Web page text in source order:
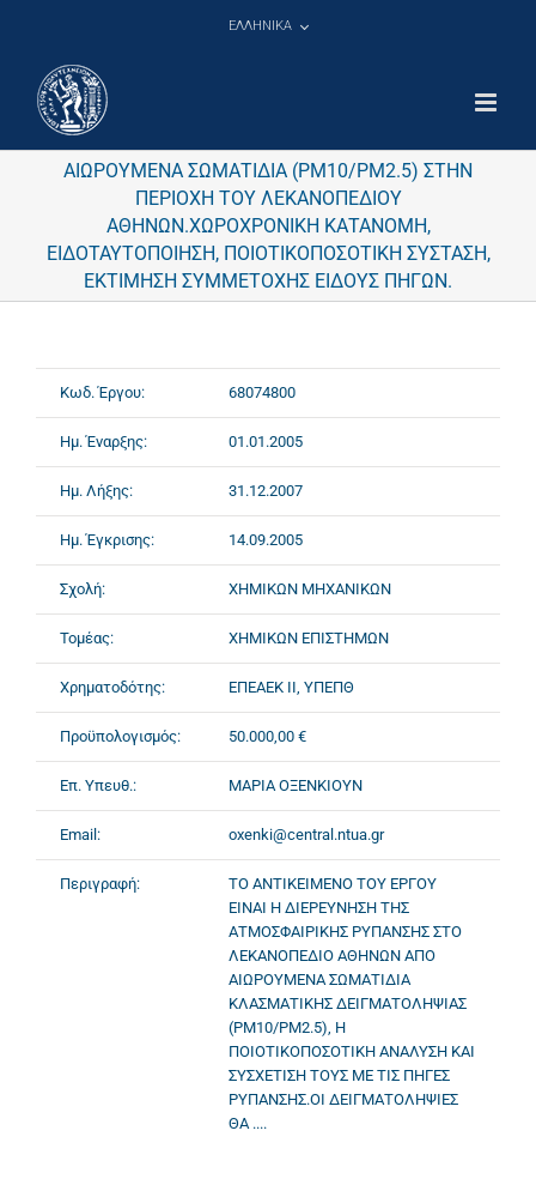
ΕΛΛΗΝΙΚΑ
ΑΙΩΡΟΥΜΕΝΑ ΣΩΜΑΤΙΔΙΑ (PM10/PM2.5) ΣΤΗΝ
ΠΕΡΙΟΧΗ ΤΟΥ ΛΕΚΑΝΟΠΕΔΙΟΥ
ΑΘΗΝΩΝ.ΧΩΡΟΧΡΟΝΙΚΗ ΚΑΤΑΝΟΜΗ,
ΕΙΔΟΤΑΥΤΟΠΟΙΗΣΗ, ΠΟΙΟΤΙΚΟΠΟΣΟΤΙΚΗ ΣΥΣΤΑΣΗ,
ΕΚΤΙΜΗΣΗ ΣΥΜΜΕΤΟΧΗΣ ΕΙΔΟΥΣ ΠΗΓΩΝ.
Κωδ. Έργου: 68074800
Ημ. Έναρξης: 01.01.2005
Ημ. Λήξης: 31.12.2007
Ημ. Έγκρισης: 14.09.2005
Σχολή: ΧΗΜΙΚΩΝ ΜΗΧΑΝΙΚΩΝ
Τομέας: ΧΗΜΙΚΩΝ ΕΠΙΣΤΗΜΩΝ
Χρηματοδότης: ΕΠΕΑΕΚ II, ΥΠΕΠΘ
Προϋπολογισμός: 50.000,00 €
Επ. Υπευθ.: ΜΑΡΙΑ ΟΞΕΝΚΙΟΥΝ
Email: oxenki@central.ntua.gr
Περιγραφή:
ΤΟ ΑΝΤΙΚΕΙΜΕΝΟ ΤΟΥ ΕΡΓΟΥ
ΕΙΝΑΙ Η ΔΙΕΡΕΥΝΗΣΗ ΤΗΣ
ΑΤΜΟΣΦΑΙΡΙΚΗΣ ΡΥΠΑΝΣΗΣ ΣΤΟ
ΛΕΚΑΝΟΠΕΔΙΟ ΑΘΗΝΩΝ ΑΠΟ
ΑΙΩΡΟΥΜΕΝΑ ΣΩΜΑΤΙΔΙΑ
ΚΛΑΣΜΑΤΙΚΗΣ ΔΕΙΓΜΑΤΟΛΗΨΙΑΣ
(PM10/PM2.5), Η
ΠΟΙΟΤΙΚΟΠΟΣΟΤΙΚΗ ΑΝΑΛΥΣΗ ΚΑΙ
ΣΥΣΧΕΤΙΣΗ ΤΟΥΣ ΜΕ ΤΙΣ ΠΗΓΕΣ
ΡΥΠΑΝΣΗΣ.ΟΙ ΔΕΙΓΜΑΤΟΛΗΨΙΕΣ
ΘΑ ....